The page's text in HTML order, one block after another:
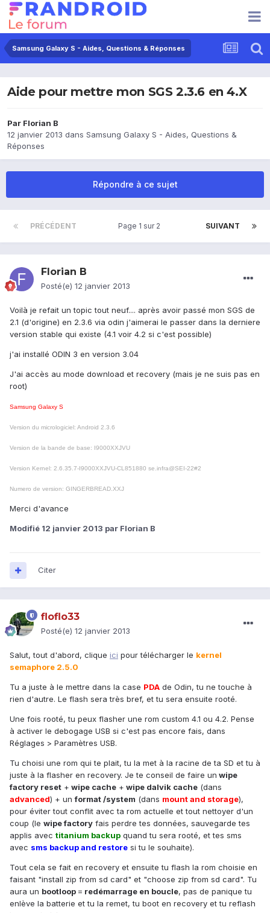
Samsung Galaxy S - Aides, Questions & Réponses
Aide pour mettre mon SGS 2.3.6 en 4.X
Par Florian B
12 janvier 2013 dans Samsung Galaxy S - Aides, Questions &
Réponses
Répondre à ce sujet
PRÉCÉDENT SUIVANT
Page 1 sur 2
Florian B
Posté(e) 12 janvier 2013
Voilà je refait un topic tout neuf.... après avoir passé mon SGS de
2.1 (d'origine) en 2.3.6 via odin j'aimerai le passer dans la derniere
version stable qui existe (4.1 voir 4.2 si c'est possible)
j'ai installé ODIN 3 en version 3.04
J'ai accès au mode download et recovery (mais je ne suis pas en
root)
Samsung Galaxy S
Version du micrologiciel: Android 2.3.6
Version de la bande de base: I9000XXJVU
Version Kernel: 2.6.35.7-I9000XXJVU-CL851880 se.infra@SEI-22#2
Numero de version: GINGERBREAD.XXJ
Merci d'avance
Modifié 12 janvier 2013 par Florian B
Citer
floflo33
Posté(e) 12 janvier 2013
Salut, tout d'abord, clique ici pour télécharger le kernel
semaphore 2.5.0
Tu a juste à le mettre dans la case PDA de Odin, tu ne touche à
rien d'autre. Le flash sera très bref, et tu sera ensuite rooté.
Une fois rooté, tu peux flasher une rom custom 4.1 ou 4.2. Pense
à activer le debogage USB si c'est pas encore fais, dans
Réglages > Paramètres USB.
Tu choisi une rom qui te plait, tu la met à la racine de ta SD et tu à
juste à la flasher en recovery. Je te conseil de faire un wipe
factory reset + wipe cache + wipe dalvik cache (dans
advanced) + unformat /system (dans mount and storage),
pour éviter tout conflit avec ta rom actuelle et tout nettoyer d'un
coup (le wipe factory fais perdre tes données, sauvegarde tes
applis avec titanium backup quand tu sera rooté, et tes sms
avec sms backup and restore si tu le souhaite).
Tout cela se fait en recovery et ensuite tu flash la rom choisie en
faisant "install zip from sd card" et "choose zip from sd card". Tu
aura un bootloop = redémarrage en boucle, pas de panique tu
enlève la batterie et tu la remet, tu boot en recovery et tu reflash